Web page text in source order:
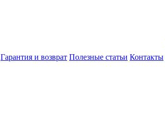
Гарантия и возврат Полезные статьи Контакты